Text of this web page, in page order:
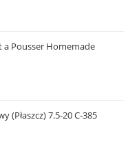
a Pousser Homemade
(Płaszcz) 7.5-20 C-385